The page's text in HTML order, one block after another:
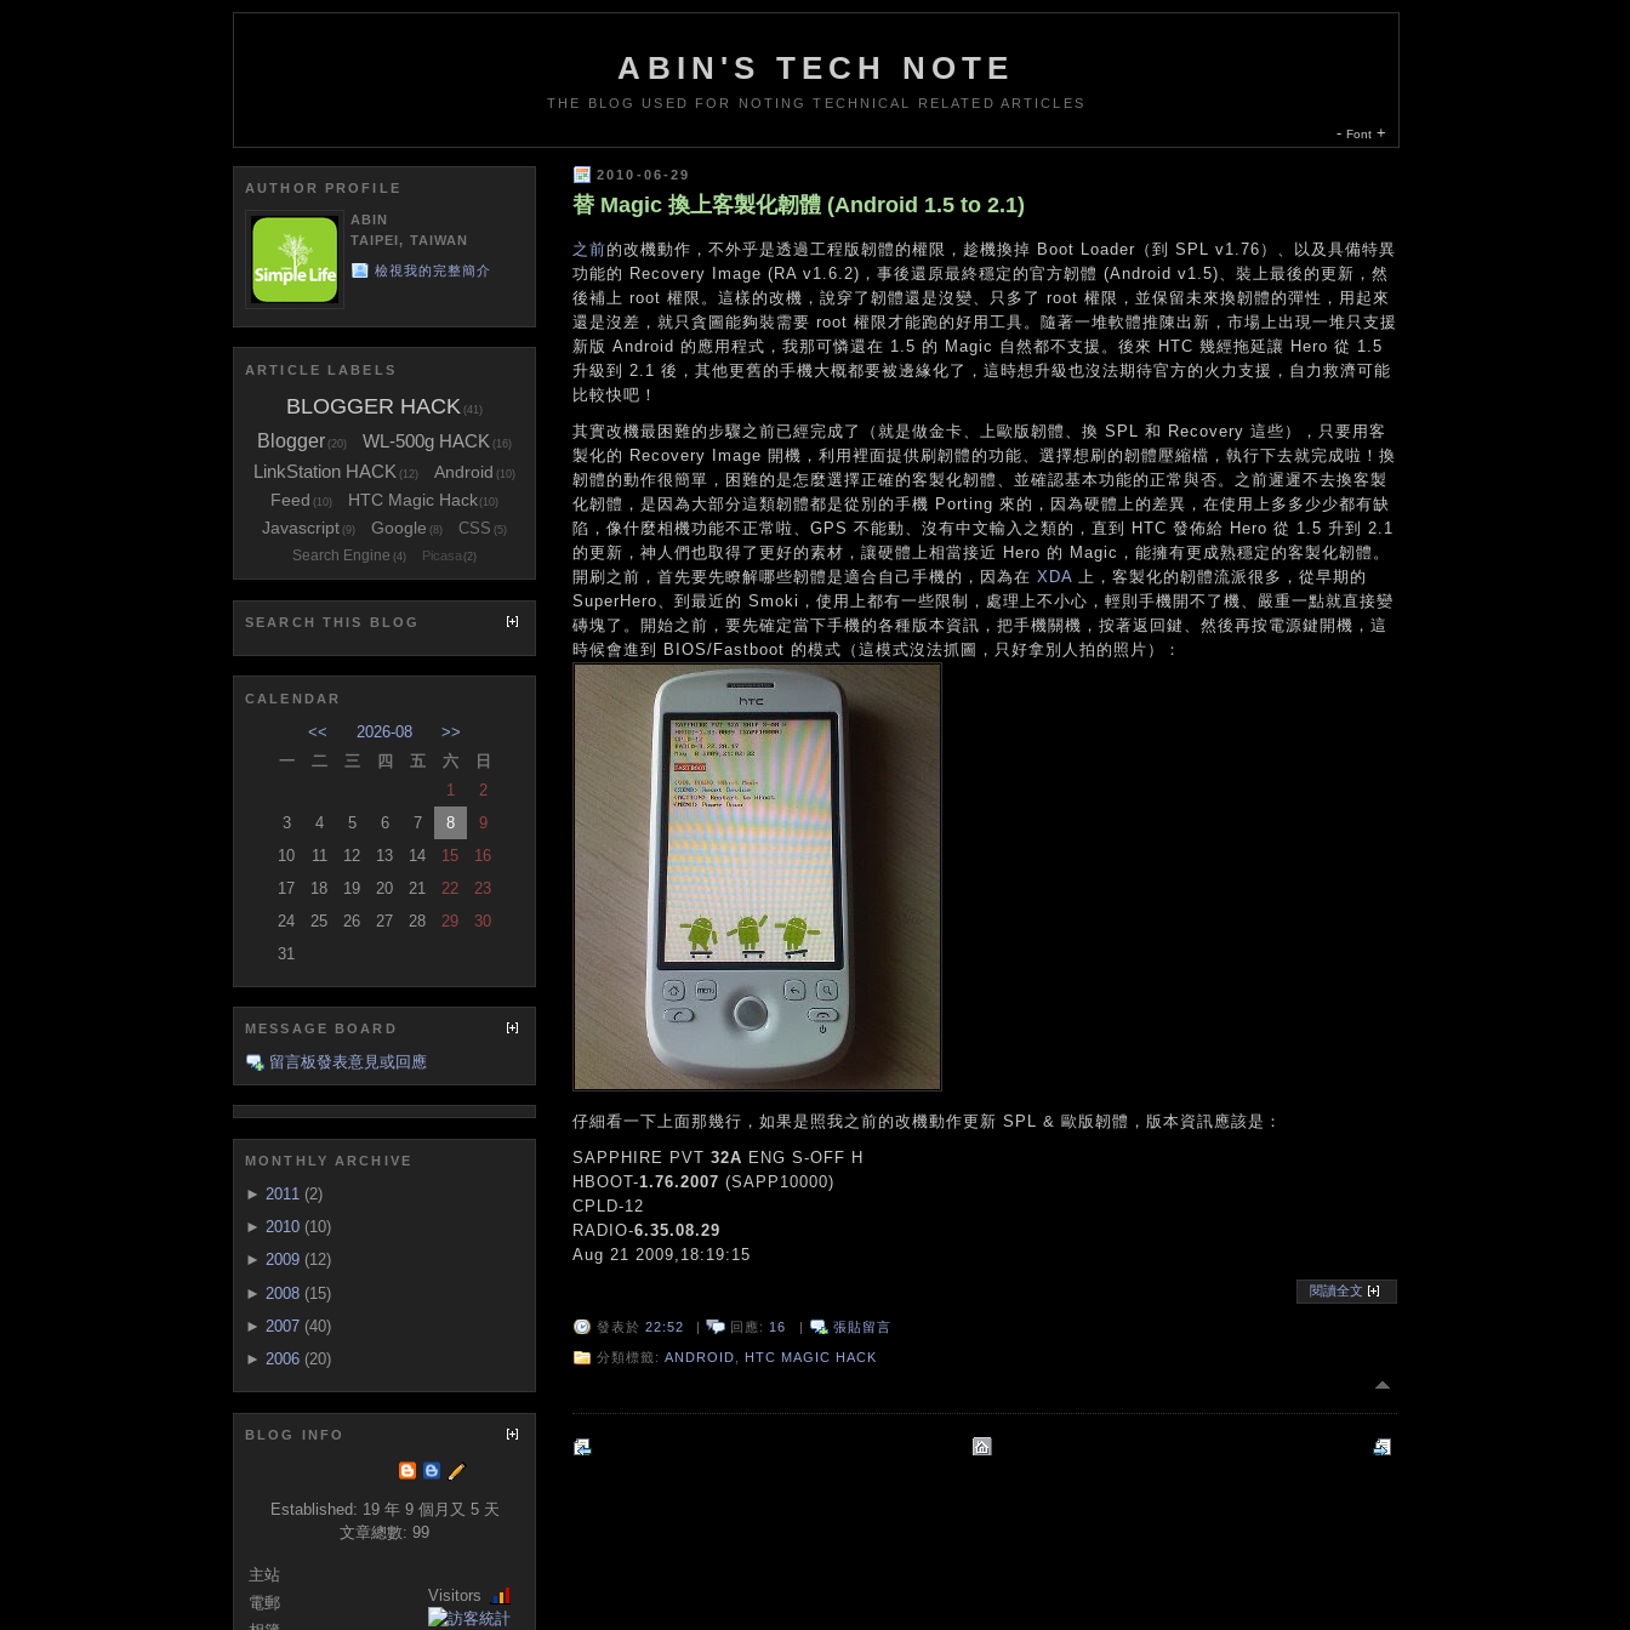
ABIN'S TECH NOTE
THE BLOG USED FOR NOTING TECHNICAL RELATED ARTICLES
- Font +
2010-06-29
替 Magic 換上客製化韌體 (Android 1.5 to 2.1)
之前的改機動作，不外乎是透過工程版韌體的權限，趁機換掉 Boot Loader（到 SPL v1.76）、以及具備特異
功能的 Recovery Image (RA v1.6.2)，事後還原最終穩定的官方韌體 (Android v1.5)、裝上最後的更新，然
後補上 root 權限。這樣的改機，說穿了韌體還是沒變、只多了 root 權限，並保留未來換韌體的彈性，用起來
還是沒差，就只貪圖能夠裝需要 root 權限才能跑的好用工具。隨著一堆軟體推陳出新，市場上出現一堆只支援
新版 Android 的應用程式，我那可憐還在 1.5 的 Magic 自然都不支援。後來 HTC 幾經拖延讓 Hero 從 1.5
升級到 2.1 後，其他更舊的手機大概都要被邊緣化了，這時想升級也沒法期待官方的火力支援，自力救濟可能
比較快吧！
其實改機最困難的步驟之前已經完成了（就是做金卡、上歐版韌體、換 SPL 和 Recovery 這些），只要用客
製化的 Recovery Image 開機，利用裡面提供刷韌體的功能、選擇想刷的韌體壓縮檔，執行下去就完成啦！換
韌體的動作很簡單，困難的是怎麼選擇正確的客製化韌體、並確認基本功能的正常與否。之前遲遲不去換客製
化韌體，是因為大部分這類韌體都是從別的手機 Porting 來的，因為硬體上的差異，在使用上多多少少都有缺
陷，像什麼相機功能不正常啦、GPS 不能動、沒有中文輸入之類的，直到 HTC 發佈給 Hero 從 1.5 升到 2.1
的更新，神人們也取得了更好的素材，讓硬體上相當接近 Hero 的 Magic，能擁有更成熟穩定的客製化韌體。
開刷之前，首先要先瞭解哪些韌體是適合自己手機的，因為在 XDA 上，客製化的韌體流派很多，從早期的
SuperHero、到最近的 Smoki，使用上都有一些限制，處理上不小心，輕則手機開不了機、嚴重一點就直接變
磚塊了。開始之前，要先確定當下手機的各種版本資訊，把手機關機，按著返回鍵、然後再按電源鍵開機，這
時候會進到 BIOS/Fastboot 的模式（這模式沒法抓圖，只好拿別人拍的照片）：
仔細看一下上面那幾行，如果是照我之前的改機動作更新 SPL & 歐版韌體，版本資訊應該是：
SAPPHIRE PVT 32A ENG S-OFF H
HBOOT-1.76.2007 (SAPP10000)
CPLD-12
RADIO-6.35.08.29
Aug 21 2009,18:19:15
閱讀全文
發表於 22:52 | 回應: 16 | 張貼留言
分類標籤: ANDROID HTC MAGIC HACK
AUTHOR PROFILE
ABIN
TAIPEI, TAIWAN
檢視我的完整簡介
ARTICLE LABELS
BLOGGER HACK (41)
Blogger (20) WL-500g HACK (16)
LinkStation HACK (12) Android (10)
Feed (10) HTC Magic Hack(10)
Javascript (9) Google (8) CSS (5)
Search Engine (4) Picasa (2)
SEARCH THIS BLOG
CALENDAR
<< 2026-08
>>
一
二 三 四 五 六
日
1
2
3
4 5 6 7 8
9
10
11 12 13 14 15
16
17
18 19 20 21 22
23
24
25 26 27 28 29
30
31
MESSAGE BOARD
留言板發表意見或回應
MONTHLY ARCHIVE
► 2011 (2)
► 2010 (10)
► 2009 (12)
► 2008 (15)
► 2007 (40)
► 2006 (20)
BLOG INFO
Established: 19 年 9 個月又 5 天
文章總數: 99
主站
Visitors
電郵